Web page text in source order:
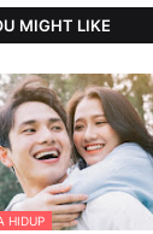
MIGHT LIKE
HIDUP